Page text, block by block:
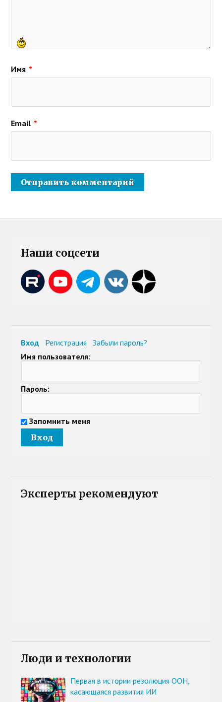
Имя *
Email *
Наши соцсети
Вход Регистрация
Забыли пароль?
Имя пользователя:
Пароль:
Запомнить меня
Эксперты рекомендуют
Люди и технологии
Первая в истории резолюция ООН,
касающаяся развития ИИ